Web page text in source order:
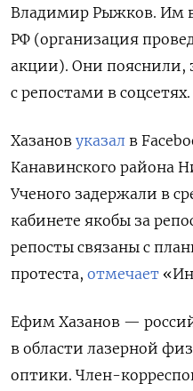
Владимир Рыжков. Им
РФ (организация
акции). Они пояснили,
с репостами в соцсетях.
Хазанов указал в
Канавинского района
Ученого задержали в
кабинете якобы за
репосты связаны с
протеста, отмечает
Ефим Хазанов —
в области лазерной
оптики. Член-